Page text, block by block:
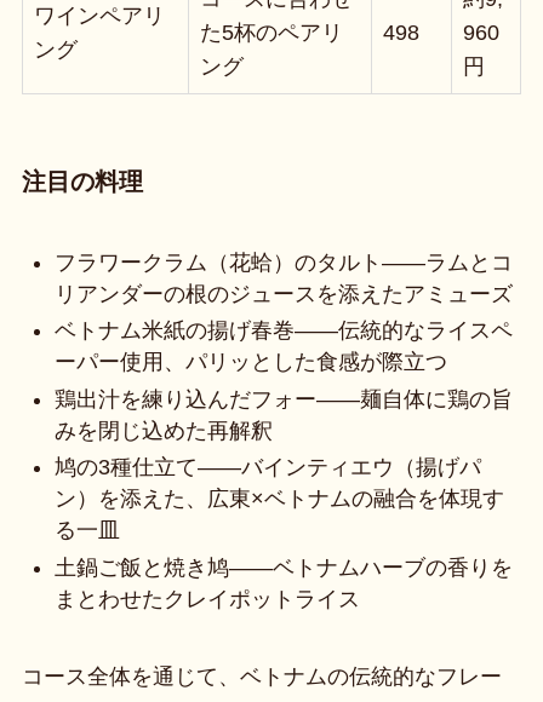
ワインペアリ
ング
た5杯のペアリ
ング
498
960
円
注目の料理
フラワークラム（花蛤）のタルト——ラムとコ
リアンダーの根のジュースを添えたアミューズ
ベトナム米紙の揚げ春巻——伝統的なライスペ
ーパー使用、パリッとした食感が際立つ
鶏出汁を練り込んだフォー——麺自体に鶏の旨
みを閉じ込めた再解釈
鸠の3種仕立て——バインティエウ（揚げパ
ン）を添えた、広東×ベトナムの融合を体現す
る一皿
土鍋ご飯と焼き鸠——ベトナムハーブの香りを
まとわせたクレイポットライス
コース全体を通じて、ベトナムの伝統的なフレー